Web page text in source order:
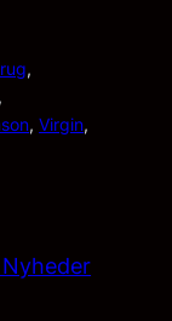
, Virgin